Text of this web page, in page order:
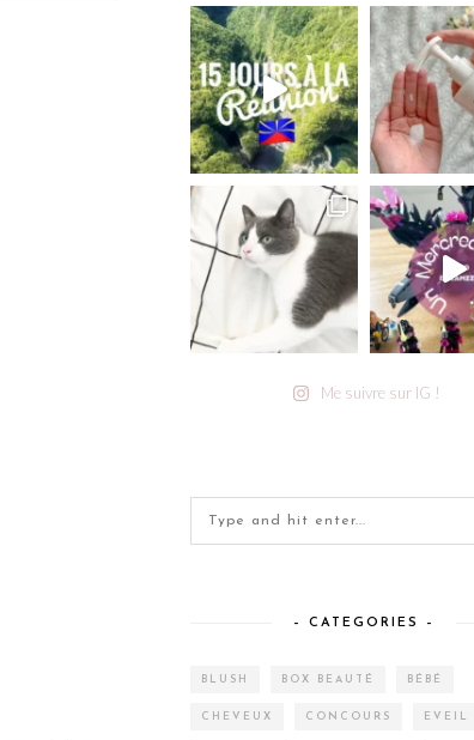
Me suivre sur IG !
– CATEGORIES –
BLUSH BOX BEAUTÉ BÉBÉ
CHEVEUX CONCOURS EVEIL